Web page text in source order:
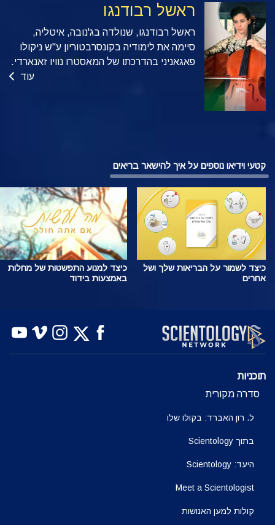
ראשל רבודנגו
ראשל רבודנגו, שנולדה בג'נובה, איטליה,
סיימה את לימודיה בקונסרבטוריון ע"ש ניקולו
פאגאניני בהדרכתו של המאסטרו נוויו זאנארדי.
עוד
קטעי וידיאו נוספים על איך להישאר בריאים
כיצד לשמור על הבריאות שלך ושל
אחרים
כיצד למנוע התפשטות של מחלות
באמצעות בידוד
תוכניות
סדרה מקורית
ל. רון האברד: בקולו שלו
בתוך Scientology
היעד: Scientology
Meet a Scientologist
קולות למען האנושות